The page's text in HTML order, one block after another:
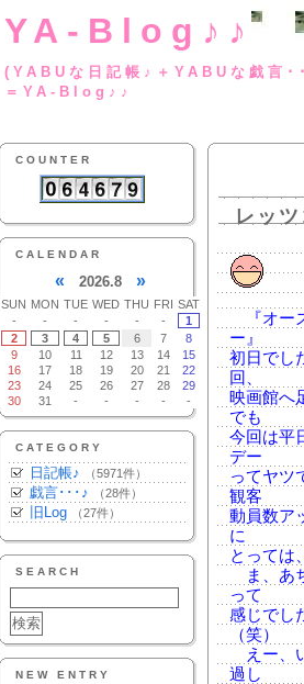
YA-Blog♪♪
(YABUな日記帳♪
＝YA-Blog♪♪
COUNTER
CALENDAR
« 2026.8 »
SUN MON TUE WED THU FRI SAT
-
- - - - -
1
2
3 4 5 6 7
8
9
10 11 12 13 14
15
16
17 18 19 20 21
22
23
24 25 26 27 28
29
30
31 - - - - -
CATEGORY
日記帳♪ （5971件）
戯言･･･♪ （28件）
旧Log （27件）
SEARCH
NEW ENTRY
レッ
『オー
ー』
初日でし
回、
映画館へ
でも
今回は平
デー
ってヤツ
観客
動員数ア
に
とっては
ま、あ
って
感じでし
（笑）
えー、
過し